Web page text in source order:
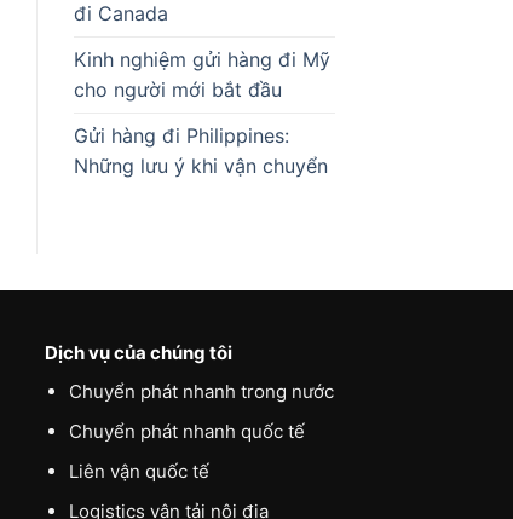
đi Canada
Kinh nghiệm gửi hàng đi Mỹ
cho người mới bắt đầu
Gửi hàng đi Philippines:
Những lưu ý khi vận chuyển
Dịch vụ của chúng tôi
Chuyển phát nhanh trong nước
Chuyển phát nhanh quốc tế
Liên vận quốc tế
Logistics vận tải nội địa